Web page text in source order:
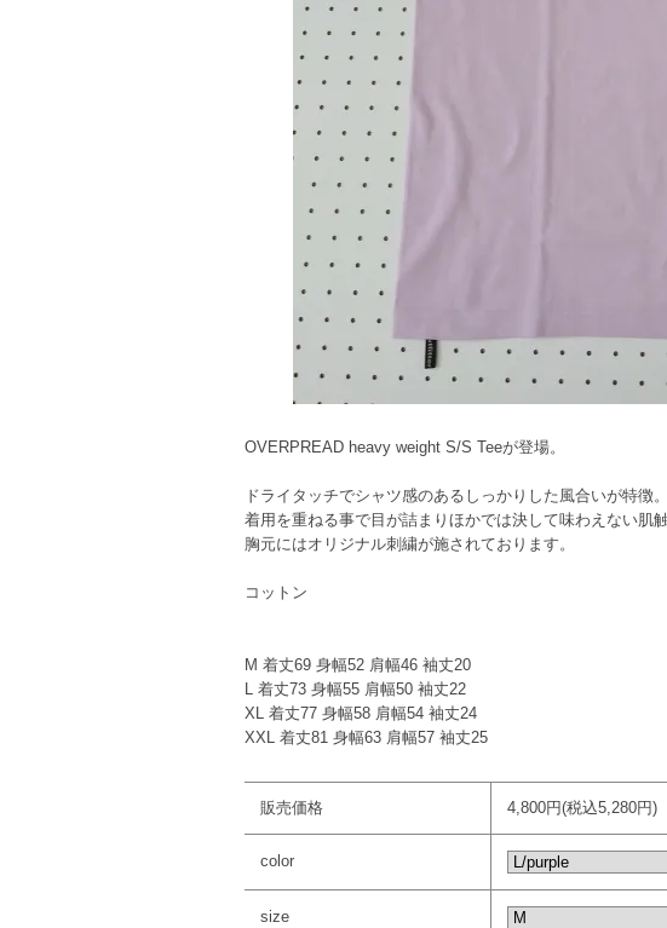
OVERPREAD heavy weight S/S Teeが登場。
ドライタッチでシャツ感のあるしっかりした風合いが特徴。
着用を重ねる事で目が詰まりほかでは決して味わえない肌触
胸元にはオリジナル刺繍が施されております。
コットン
M 着丈69 身幅52 肩幅46 袖丈20
L 着丈73 身幅55 肩幅50 袖丈22
XL 着丈77 身幅58 肩幅54 袖丈24
XXL 着丈81 身幅63 肩幅57 袖丈25
販売価格 4,800円(税込5,280円)
color
size